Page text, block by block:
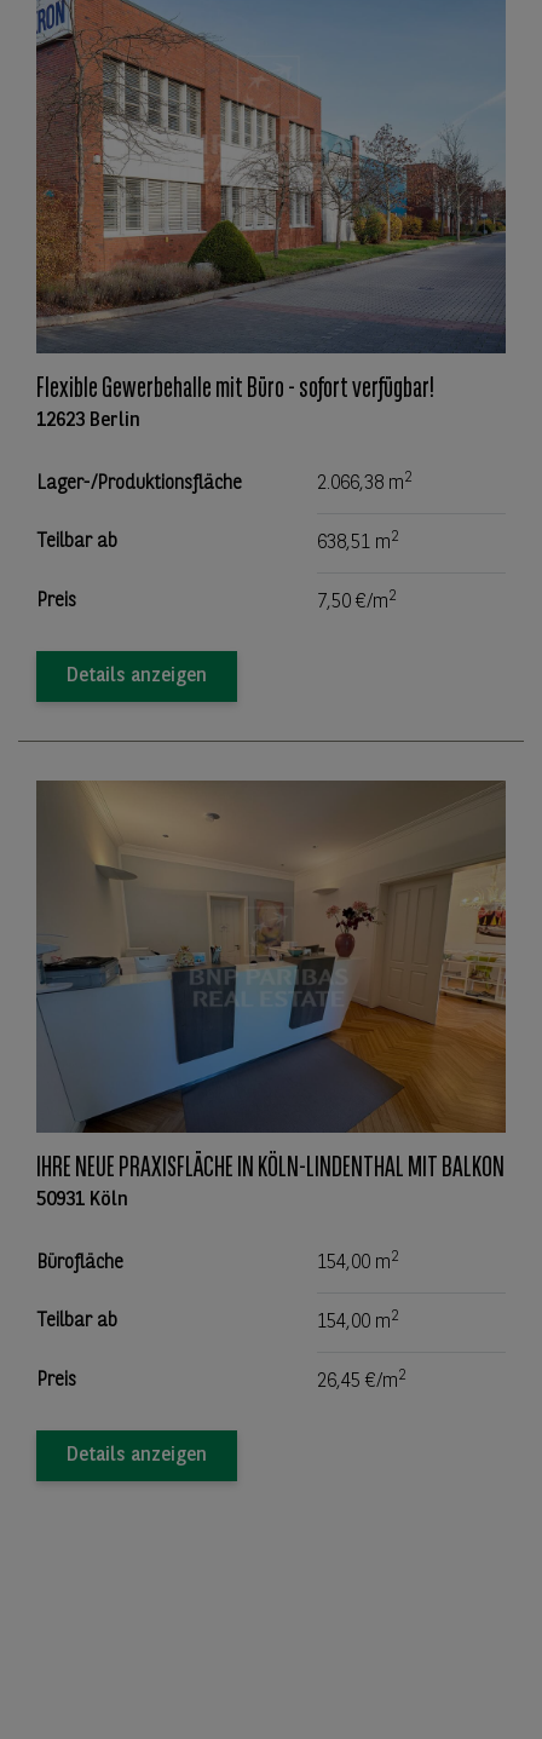
Flexible Gewerbehalle mit Büro - sofort verfügbar!
12623 Berlin
Lager-/Produktionsfläche 2.066,38 m2
Teilbar ab 638,51 m2
Preis 7,50 €/m2
Details anzeigen
IHRE NEUE PRAXISFLÄCHE IN KÖLN-LINDENTHAL MIT BALKON
50931 Köln
Bürofläche 154,00 m2
Teilbar ab 154,00 m2
Preis 26,45 €/m2
Details anzeigen